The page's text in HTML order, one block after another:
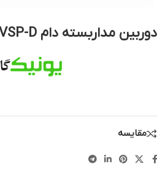
دوربین مداربسته دام IPC3234LR3-VSP-D
مقایسه